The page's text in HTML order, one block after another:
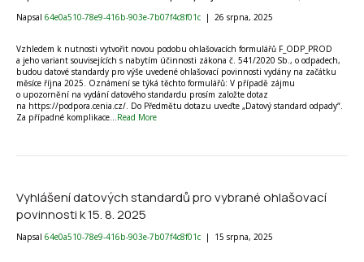
Napsal 64e0a510-78e9-416b-903e-7b07f4c8f01c | 26 srpna, 2025
Vzhledem k nutnosti vytvořit novou podobu ohlašovacích formulářů F_ODP_PROD
a jeho variant souvisejících s nabytím účinnosti zákona č. 541/2020 Sb., o odpadech,
budou datové standardy pro výše uvedené ohlašovací povinnosti vydány na začátku
měsíce října 2025. Oznámení se týká těchto formulářů: V případě zájmu
o upozornění na vydání datového standardu prosím založte dotaz
na https://podpora.cenia.cz/. Do Předmětu dotazu uveďte „Datový standard odpady“.
Za případné komplikace…Read More
Vyhlášení datových standardů pro vybrané ohlašovací
povinnosti k 15. 8. 2025
Napsal 64e0a510-78e9-416b-903e-7b07f4c8f01c | 15 srpna, 2025